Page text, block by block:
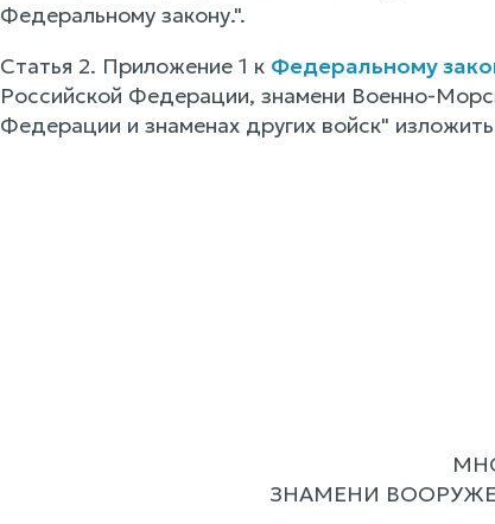
Федеральному закону.".
Статья 2. Приложение 1 к Федеральному
Российской Федерации, знамени Военно-
Федерации и знаменах других войск"
ЗНАМЕНИ